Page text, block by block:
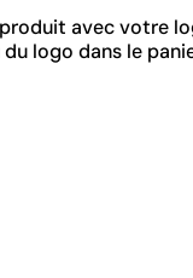
avec votre
logo dans le